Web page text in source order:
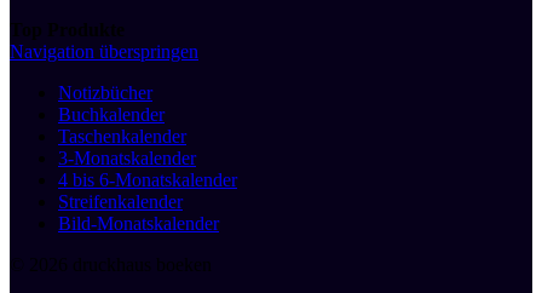
Top Produkte
Navigation überspringen
Notizbücher
Buchkalender
Taschenkalender
3-Monatskalender
4 bis 6-Monatskalender
Streifenkalender
Bild-Monatskalender
© 2026 druckhaus boeken